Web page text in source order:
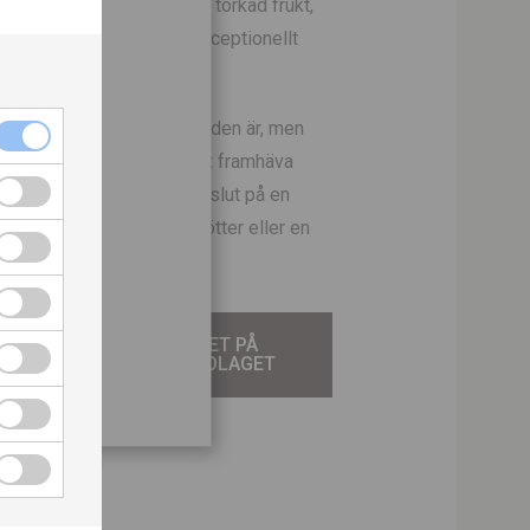
harmonisk med lager av torkad frukt,
nötighet. Avslutet är exceptionellt
XO njuts allra bäst som den är, men
en droppe vatten för att framhäva
Den är ett elegant avslut på en
en bit mörk choklad, nötter eller en
TILL VINET PÅ
SYSTEMBOLAGET